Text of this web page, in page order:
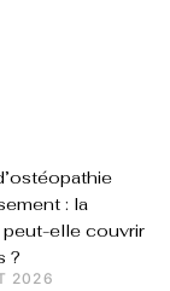
: la
elle couvrir
?
2026